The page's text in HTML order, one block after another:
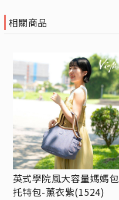
相關商品
英式學院風大容量媽媽包
托特包-薰衣紫(1524)